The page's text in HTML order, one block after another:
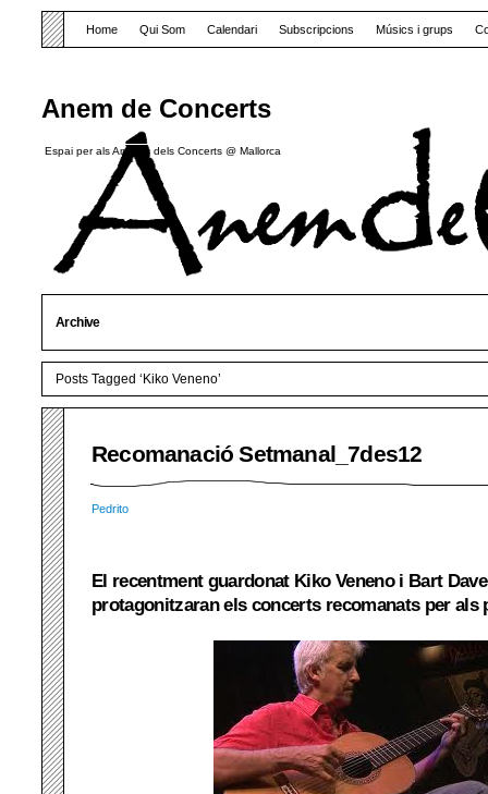
Anem de Concerts
Espai per als Amants dels Concerts @ Mallorca
Home Qui Som Calendari Subscripcions Músics i grups
Archive
Posts Tagged ‘Kiko Veneno’
Recomanació Setmanal_7des12
Pedrito
El recentment guardonat Kiko Veneno i Bart
protagonitzaran els concerts recomanats per als